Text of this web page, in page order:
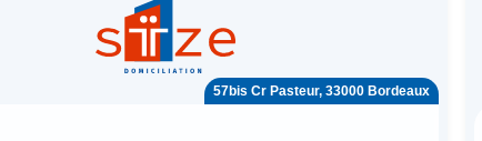
57bis Cr Pasteur, 33000 Bordeaux